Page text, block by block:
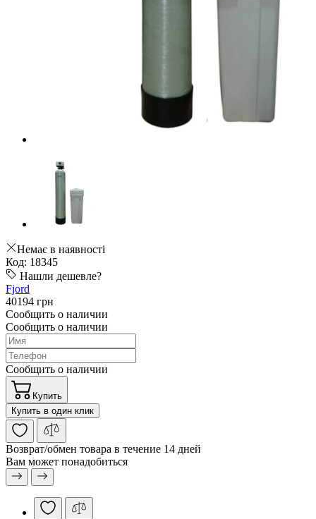
Немає в наявності
Код: 18345
Нашли дешевле?
Fjord
40194 грн
Сообщить о наличии
Сообщить о наличии
Сообщить о наличии
Купить
Купить в один клик
Возврат/обмен товара в течение 14 дней
Вам может понадобиться